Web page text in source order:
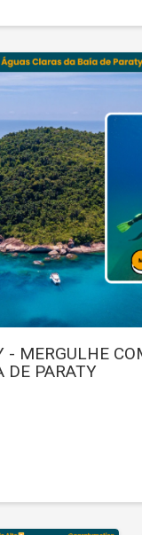
- MERGULHE
DE PARATY